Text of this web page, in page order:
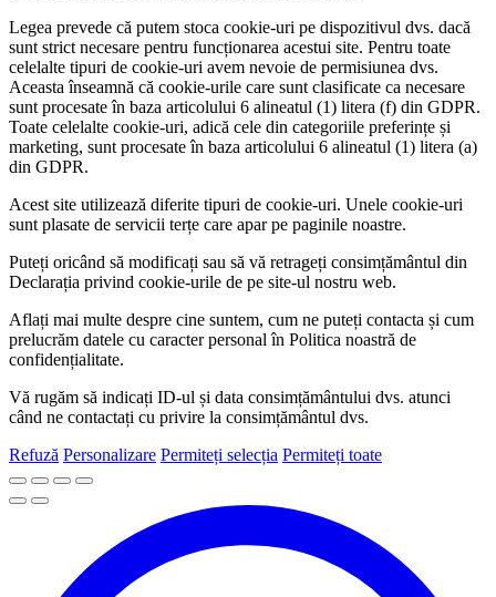
Legea prevede că putem stoca cookie-uri pe dispozitivul dvs. dacă
sunt strict necesare pentru funcționarea acestui site. Pentru toate
celelalte tipuri de cookie-uri avem nevoie de permisiunea dvs.
Aceasta înseamnă că cookie-urile care sunt clasificate ca necesare
sunt procesate în baza articolului 6 alineatul (1) litera (f) din GDPR.
Toate celelalte cookie-uri, adică cele din categoriile preferințe și
marketing, sunt procesate în baza articolului 6 alineatul (1) litera (a)
din GDPR.
Acest site utilizează diferite tipuri de cookie-uri. Unele cookie-uri
sunt plasate de servicii terțe care apar pe paginile noastre.
Puteți oricând să modificați sau să vă retrageți consimțământul din
Declarația privind cookie-urile de pe site-ul nostru web.
Aflați mai multe despre cine suntem, cum ne puteți contacta și cum
prelucrăm datele cu caracter personal în Politica noastră de
confidențialitate.
Vă rugăm să indicați ID-ul și data consimțământului dvs. atunci
când ne contactați cu privire la consimțământul dvs.
Refuză Personalizare Permiteți selecția Permiteți toate